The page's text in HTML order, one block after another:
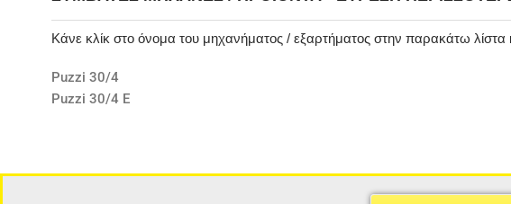
Κάνε κλίκ στο όνομα του μηχανήματος / εξαρτήματος στην παρακάτω
Puzzi 30/4
Puzzi 30/4 E